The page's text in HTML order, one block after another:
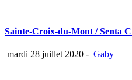
Sainte-Croix-du-Mont / Senta
mardi 28 juillet 2020 - Gaby